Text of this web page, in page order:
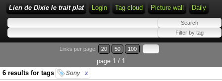
Lien de Dixie le trait plat Login Tag cloud Picture wall Daily
Links per page: 20 50 100
page 1 / 1
6 results for tags
Sony x